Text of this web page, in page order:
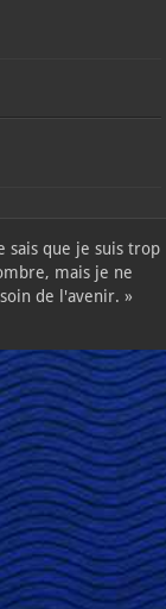
sais que je suis trop
mais je ne
de l'avenir. »